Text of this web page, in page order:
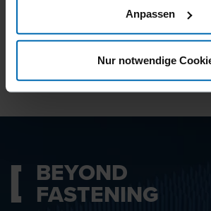
Anpassen
Nur notwendige
BEYOND
FASTENING